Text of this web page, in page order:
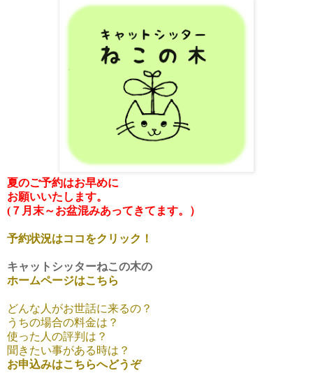
夏のご予約はお早めに
お願いいたします。
(７月末～お盆混みあってきてます。）
予約状況はココをクリック！
キャットシッターねこの木の
ホームページはこちら
どんな人がお世話に来るの？
うちの場合の料金は？
使った人の評判は？
聞きたい事がある時は？
お申込みはこちらへどうぞ